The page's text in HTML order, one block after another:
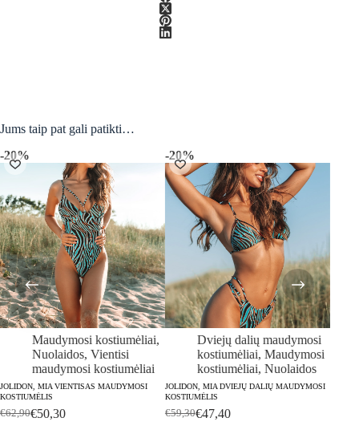
Jums taip pat gali patikti…
-20%
Maudymosi kostiumėliai,
Nuolaidos, Vientisi
maudymosi kostiumėliai
JOLIDON, MIA VIENTISAS MAUDYMOSI
KOSTIUMĖLIS
€62,90Original
€50,30
Current
-20%
Dviejų dalių maudymosi
kostiumėliai,Maudymosi
kostiumėliai,Nuolaidos
JOLIDON, MIA DVIEJŲ DALIŲ MAUDYMOSI
KOSTIUMĖLIS
€59,30Original
€47,40
Current